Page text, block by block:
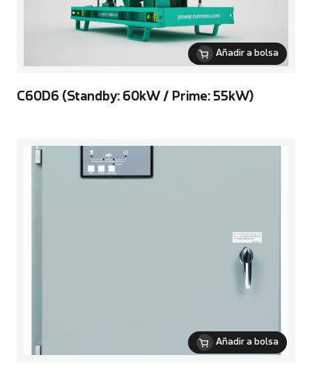
Añadir a bolsa
C60D6 (Standby: 60kW / Prime: 55kW)
Añadir a bolsa